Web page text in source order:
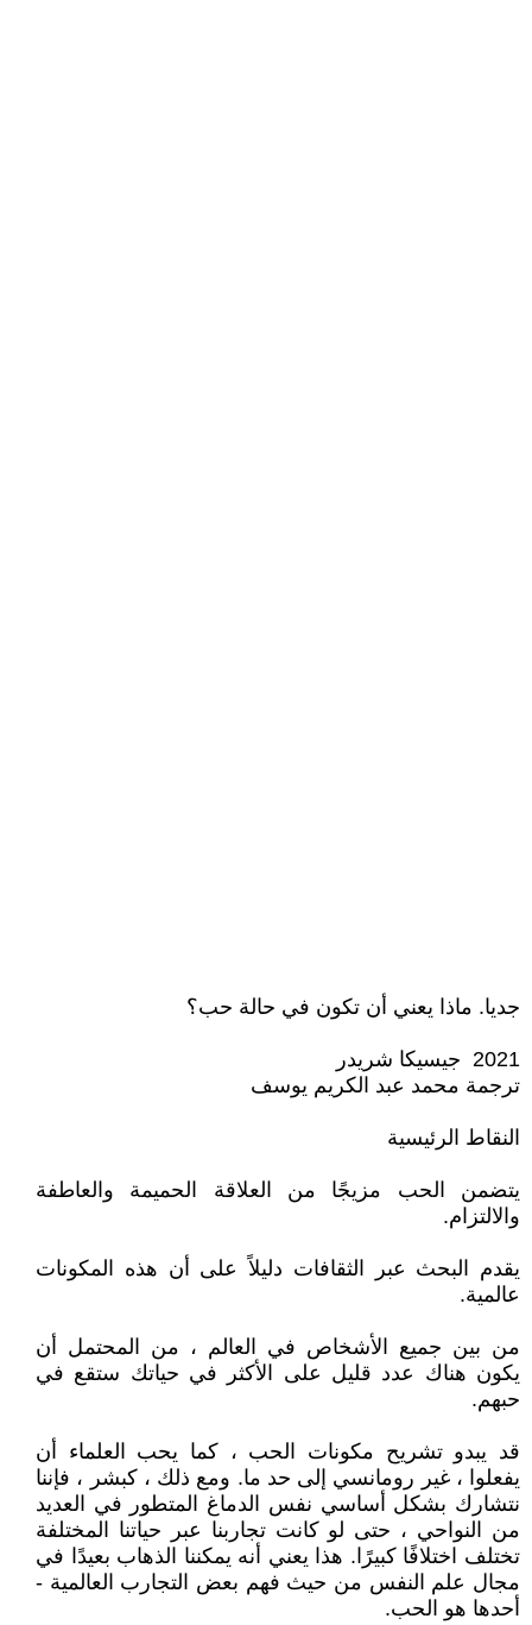
جديا. ماذا يعني أن تكون في حالة حب؟
2021 جيسيكا شريدر
ترجمة محمد عبد الكريم يوسف
النقاط الرئيسية
يتضمن الحب مزيجًا من العلاقة الحميمة والعاطفة
والالتزام.
يقدم البحث عبر الثقافات دليلاً على أن هذه المكونات
عالمية.
من بين جميع الأشخاص في العالم ، من المحتمل أن
يكون هناك عدد قليل على الأكثر في حياتك ستقع في
حبهم.
قد يبدو تشريح مكونات الحب ، كما يحب العلماء أن
يفعلوا ، غير رومانسي إلى حد ما. ومع ذلك ، كبشر ، فإننا
نتشارك بشكل أساسي نفس الدماغ المتطور في العديد
من النواحي ، حتى لو كانت تجاربنا عبر حياتنا المختلفة
تختلف اختلافًا كبيرًا. هذا يعني أنه يمكننا الذهاب بعيدًا في
مجال علم النفس من حيث فهم بعض التجارب العالمية -
أحدها هو الحب.